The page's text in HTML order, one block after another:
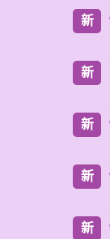
新
新
新
新
新